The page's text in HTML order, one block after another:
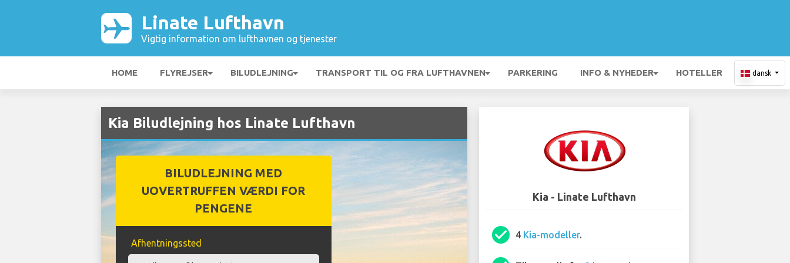
Linate Lufthavn
Vigtig information om lufthavnen og tjenester
HOME FLYREJSER BILUDLEJNING TRANSPORT TIL OG FRA LUFTHAVNEN PARKERING INFO & NYHEDER HOTELLER dansk
Kia Biludlejning hos Linate Lufthavn
BILUDLEJNING MED
UOVERTRUFFEN VÆRDI FOR
PENGENE
Afhentningssted
Kia - Linate Lufthavn
check_circle 4 Kia-modeller.